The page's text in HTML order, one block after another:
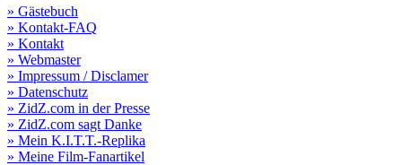
» Gästebuch
» Kontakt-FAQ
» Kontakt
» Webmaster
» Impressum / Disclamer
» Datenschutz
» ZidZ.com in der Presse
» ZidZ.com sagt Danke
» Mein K.I.T.T.-Replika
» Meine Film-Fanartikel